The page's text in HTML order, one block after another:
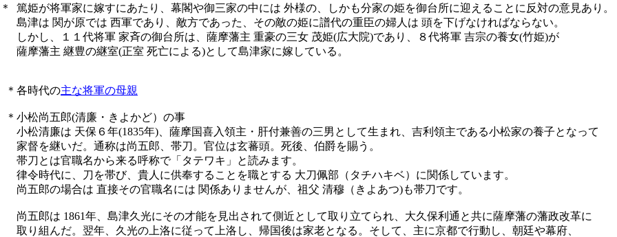
＊
篤姫が将軍家に嫁すにあたり、幕閣や御三家の中には 外様の、しかも分家の姫を御台所に迎えることに反対の意見あり。
島津は 関が原では 西軍であり、敵方であった、その敵の姫に譜代の重臣の婦人は 頭を下げなければならない。
しかし、１１代将軍 家斉の御台所は、薩摩藩主 重豪の三女 茂姫(広大院)であり、８代将軍 吉宗の養女(竹姫)が
薩摩藩主 継豊の継室(正室 死亡による)として島津家に嫁している。
＊各時代の主な将軍の母親
＊小松尚五郎(清廉・きよかど）の事
小松清廉は 天保６年(1835年)、薩摩国喜入領主・肝付兼善の三男として生まれ、吉利領主である小松家の養子となって
家督を継いだ。通称は尚五郎、帯刀。官位は玄蕃頭。死後、伯爵を賜う。
帯刀とは官職名から来る呼称で「タテワキ」と読みます。
律令時代に、刀を帯び、貴人に供奉することを職とする 大刀佩部（タチハキベ）に関係しています。
尚五郎の場合は 直接その官職名には 関係ありませんが、祖父 清穆（きよあつ)も帯刀です。
尚五郎は 1861年、島津久光にその才能を見出されて側近として取り立てられ、大久保利通と共に薩摩藩の藩政改革に
取り組んだ。翌年、久光の上洛に従って上洛し、帰国後は家老となる。そして、主に京都で行動し、朝廷や幕府、